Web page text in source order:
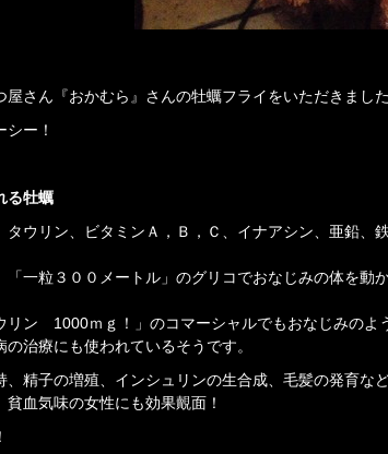
さん『おかむら』さんの牡蠣フライをいただきました
ー！
る牡蠣
ウリン、ビタミンＡ，Ｂ，Ｃ、イナアシン、亜鉛、
「一粒３００メートル」のグリコでおなじみの体を
リン 1000ｍｇ！」のコマーシャルでもおなじみのよ
治療にも使われているそうです。
、精子の増殖、インシュリンの生合成、毛髪の発育な
貧血気味の女性にも効果覿面！